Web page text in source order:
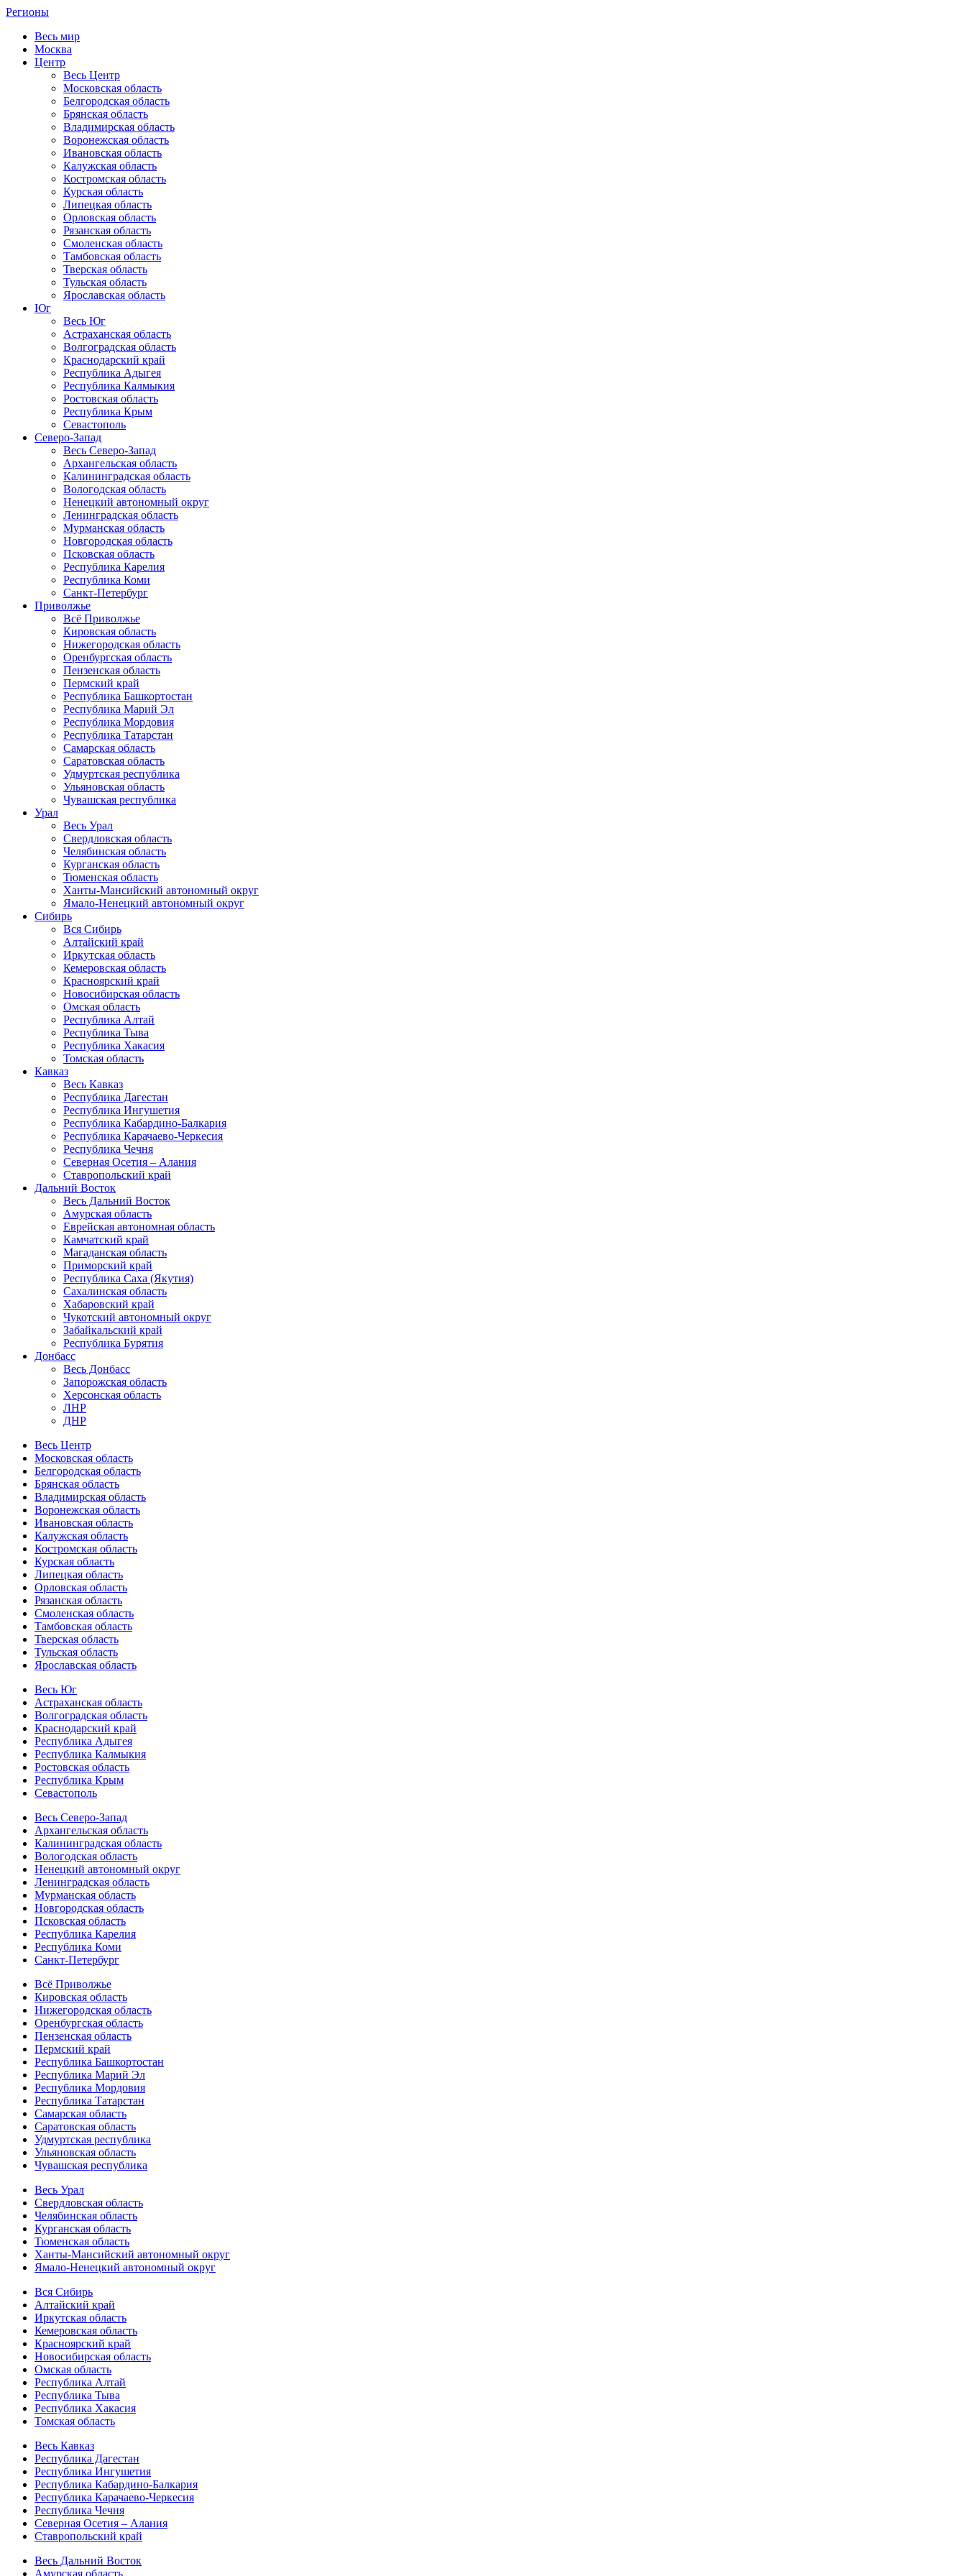
Регионы
Весь мир
Москва
Центр
Весь Центр
Московская область
Белгородская область
Брянская область
Владимирская область
Воронежская область
Ивановская область
Калужская область
Костромская область
Курская область
Липецкая область
Орловская область
Рязанская область
Смоленская область
Тамбовская область
Тверская область
Тульская область
Ярославская область
Юг
Весь Юг
Астраханская область
Волгоградская область
Краснодарский край
Республика Адыгея
Республика Калмыкия
Ростовская область
Республика Крым
Севастополь
Северо-Запад
Весь Северо-Запад
Архангельская область
Калининградская область
Вологодская область
Ненецкий автономный округ
Ленинградская область
Мурманская область
Новгородская область
Псковская область
Республика Карелия
Республика Коми
Санкт-Петербург
Приволжье
Всё Приволжье
Кировская область
Нижегородская область
Оренбургская область
Пензенская область
Пермский край
Республика Башкортостан
Республика Марий Эл
Республика Мордовия
Республика Татарстан
Самарская область
Саратовская область
Удмуртская республика
Ульяновская область
Чувашская республика
Урал
Весь Урал
Свердловская область
Челябинская область
Курганская область
Тюменская область
Ханты-Мансийский автономный округ
Ямало-Ненецкий автономный округ
Сибирь
Вся Сибирь
Алтайский край
Иркутская область
Кемеровская область
Красноярский край
Новосибирская область
Омская область
Республика Алтай
Республика Тыва
Республика Хакасия
Томская область
Кавказ
Весь Кавказ
Республика Дагестан
Республика Ингушетия
Республика Кабардино-Балкария
Республика Карачаево-Черкесия
Республика Чечня
Северная Осетия – Алания
Ставропольский край
Дальний Восток
Весь Дальний Восток
Амурская область
Еврейская автономная область
Камчатский край
Магаданская область
Приморский край
Республика Саха (Якутия)
Сахалинская область
Хабаровский край
Чукотский автономный округ
Забайкальский край
Республика Бурятия
Донбасс
Весь Донбасс
Запорожская область
Херсонская область
ЛНР
ДНР
Весь Центр
Московская область
Белгородская область
Брянская область
Владимирская область
Воронежская область
Ивановская область
Калужская область
Костромская область
Курская область
Липецкая область
Орловская область
Рязанская область
Смоленская область
Тамбовская область
Тверская область
Тульская область
Ярославская область
Весь Юг
Астраханская область
Волгоградская область
Краснодарский край
Республика Адыгея
Республика Калмыкия
Ростовская область
Республика Крым
Севастополь
Весь Северо-Запад
Архангельская область
Калининградская область
Вологодская область
Ненецкий автономный округ
Ленинградская область
Мурманская область
Новгородская область
Псковская область
Республика Карелия
Республика Коми
Санкт-Петербург
Всё Приволжье
Кировская область
Нижегородская область
Оренбургская область
Пензенская область
Пермский край
Республика Башкортостан
Республика Марий Эл
Республика Мордовия
Республика Татарстан
Самарская область
Саратовская область
Удмуртская республика
Ульяновская область
Чувашская республика
Весь Урал
Свердловская область
Челябинская область
Курганская область
Тюменская область
Ханты-Мансийский автономный округ
Ямало-Ненецкий автономный округ
Вся Сибирь
Алтайский край
Иркутская область
Кемеровская область
Красноярский край
Новосибирская область
Омская область
Республика Алтай
Республика Тыва
Республика Хакасия
Томская область
Весь Кавказ
Республика Дагестан
Республика Ингушетия
Республика Кабардино-Балкария
Республика Карачаево-Черкесия
Республика Чечня
Северная Осетия – Алания
Ставропольский край
Весь Дальний Восток
Амурская область